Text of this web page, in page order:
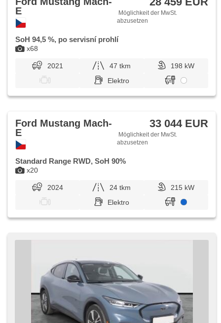
x68
E
Möglichkeit der MwSt.
abzusetzen
SoH 94,5 %, po servisní prohlí
2021 47 tkm
198 kW
Elektro
x20
Ford Mustang Mach-
E
33 044 EUR
Möglichkeit der MwSt.
abzusetzen
Standard Range RWD, SoH 90%
2024 24 tkm
215 kW
Elektro